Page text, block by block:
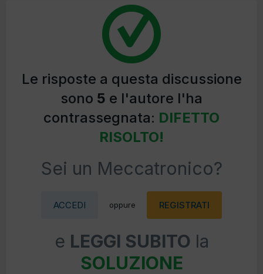
Le risposte a questa discussione
sono 5 e l'autore l'ha
contrassegnata: DIFETTO
RISOLTO!
Sei un Meccatronico?
ACCEDI oppure REGISTRATI
e LEGGI SUBITO la
SOLUZIONE